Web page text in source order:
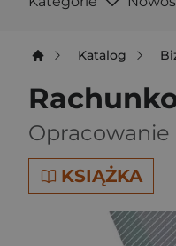
Katalog
KSIĄŻKA